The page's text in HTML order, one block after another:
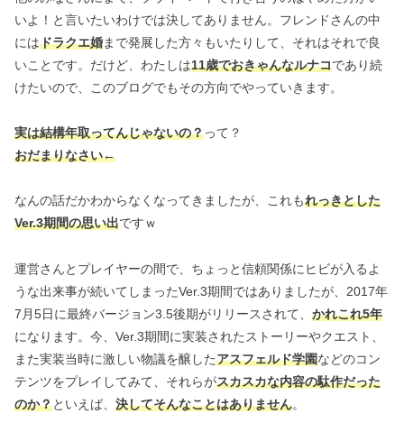
いよ！と言いたいわけでは決してありません。フレンドさんの中
にはドラクエ婚まで発展した方々もいたりして、それはそれで良
いことです。だけど、わたしは11歳でおきゃんなルナコであり続
けたいので、このブログでもその方向でやっていきます。
実は結構年取ってんじゃないの？って？
おだまりなさい←
なんの話だかわからなくなってきましたが、これもれっきとした
Ver.3期間の思い出ですｗ
運営さんとプレイヤーの間で、ちょっと信頼関係にヒビが入るよ
うな出来事が続いてしまったVer.3期間ではありましたが、2017年
7月5日に最終バージョン3.5後期がリリースされて、 かれこれ5年
になります。今、Ver.3期間に実装されたストーリーやクエスト、
また実装当時に激しい物議を醸したアスフェルド学園などのコン
テンツをプレイしてみて、それらがスカスカな内容の駄作だった
のか？といえば、 決してそんなことはありません。